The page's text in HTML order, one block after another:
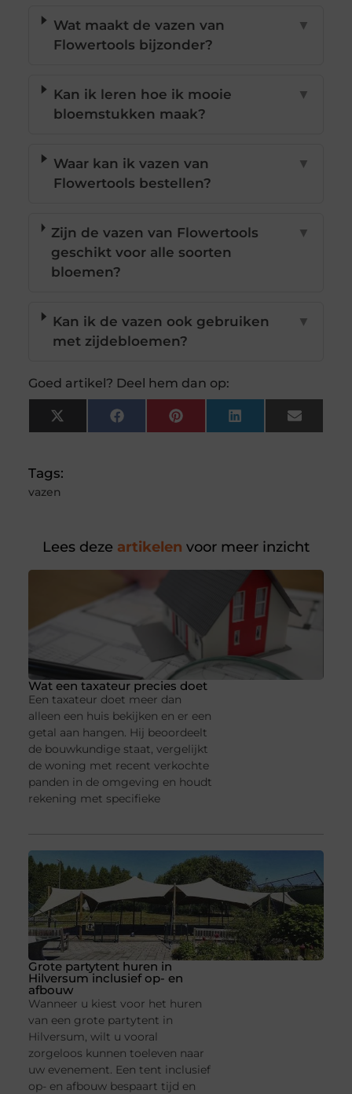
Wat maakt de vazen van
Flowertools bijzonder?
▼
Kan ik leren hoe ik mooie
bloemstukken maak?
▼
Waar kan ik vazen van
Flowertools bestellen?
▼
Zijn de vazen van Flowertools
geschikt voor alle soorten
bloemen?
▼
Kan ik de vazen ook gebruiken
met zijdebloemen?
▼
Goed artikel? Deel hem dan op:
X
(Twitter)
FacebookPinterestLinkedInEmail
Tags:
vazen
Lees deze artikelen voor meer inzicht
Wat een taxateur precies doet
Een taxateur doet meer dan
alleen een huis bekijken en er een
getal aan hangen. Hij beoordeelt
de bouwkundige staat, vergelijkt
de woning met recent verkochte
panden in de omgeving en houdt
rekening met specifieke
Grote partytent huren in
Hilversum inclusief op- en
afbouw
Wanneer u kiest voor het huren
van een grote partytent in
Hilversum, wilt u vooral
zorgeloos kunnen toeleven naar
uw evenement. Een tent inclusief
op- en afbouw bespaart tijd en